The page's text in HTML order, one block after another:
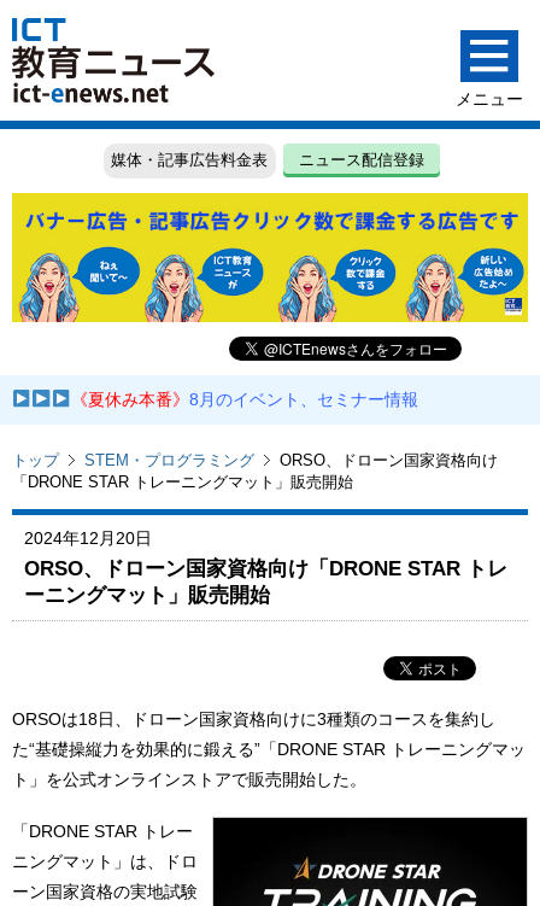
媒体・記事広告料金表 ニュース配信登録
《夏休み本番》8月のイベント、セミナー情報
トップ STEM・プログラミング
ORSO、ドローン国家資格向け
「DRONE STAR トレーニングマット」販売開始
2024年12月20日
ORSO、ドローン国家資格向け「DRONE STAR トレ
ーニングマット」販売開始
ORSOは18日、ドローン国家資格向けに3種類のコースを集約し
た“基礎操縦力を効果的に鍛える”「DRONE STAR トレーニングマッ
ト」を公式オンラインストアで販売開始した。
「DRONE STAR トレー
ニングマット」は、ドロ
ーン国家資格の実地試験